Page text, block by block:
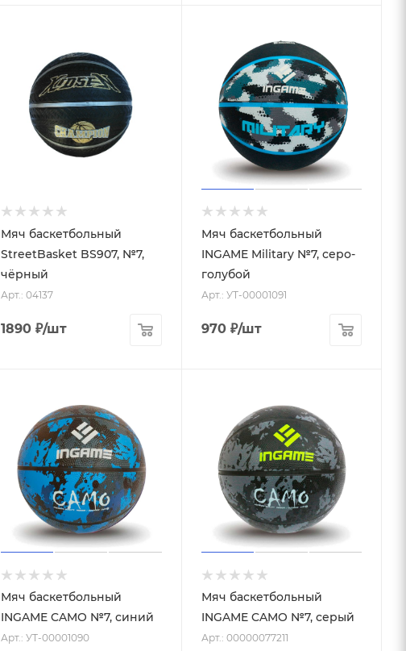
Мяч баскетбольный
StreetBasket BS907, №7,
чёрный
Арт.: 04137
1890 ₽/шт
Мяч баскетбольный
INGAME Military №7, серо-
голубой
Арт.: УТ-00001091
970₽/шт
Мяч баскетбольный
INGAME CAMO №7, синий
Арт.: УТ-00001090
Мяч баскетбольный
INGAME CAMO №7, серый
Арт.: 00000077211